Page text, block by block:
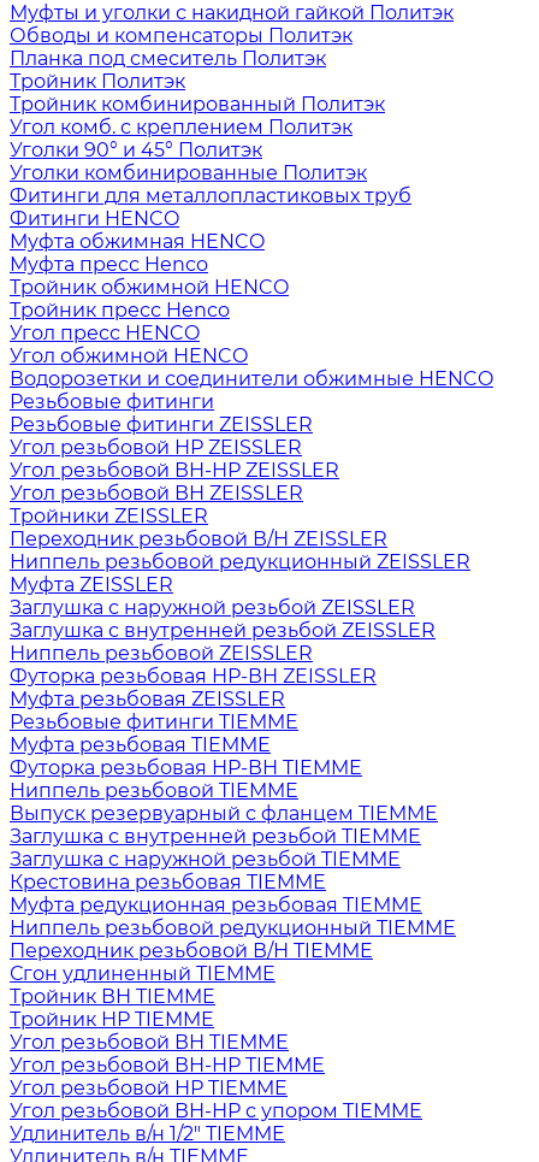
Муфты и уголки с накидной гайкой Политэк
Обводы и компенсаторы Политэк
Планка под смеситель Политэк
Тройник Политэк
Тройник комбинированный Политэк
Угол комб. с креплением Политэк
Уголки 90° и 45° Политэк
Уголки комбинированные Политэк
Фитинги для металлопластиковых труб
Фитинги HENCO
Муфта обжимная HENCO
Муфта пресс Henco
Тройник обжимной HENCO
Тройник пресс Henco
Угол пресс HENCO
Угол обжимной HENCO
Водорозетки и соединители обжимные HENCO
Резьбовые фитинги
Резьбовые фитинги ZEISSLER
Угол резьбовой НР ZEISSLER
Угол резьбовой ВН-НР ZEISSLER
Угол резьбовой ВН ZEISSLER
Тройники ZEISSLER
Переходник резьбовой В/Н ZEISSLER
Ниппель резьбовой редукционный ZEISSLER
Муфта ZEISSLER
Заглушка с наружной резьбой ZEISSLER
Заглушка с внутренней резьбой ZEISSLER
Ниппель резьбовой ZEISSLER
Футорка резьбовая НР-ВН ZEISSLER
Муфта резьбовая ZEISSLER
Резьбовые фитинги TIEMME
Муфта резьбовая TIEMME
Футорка резьбовая НР-ВН TIEMME
Ниппель резьбовой TIEMME
Выпуск резервуарный с фланцем TIEMME
Заглушка с внутренней резьбой TIEMME
Заглушка с наружной резьбой TIEMME
Крестовина резьбовая TIEMME
Муфта редукционная резьбовая TIEMME
Ниппель резьбовой редукционный TIEMME
Переходник резьбовой В/Н TIEMME
Сгон удлиненный TIEMME
Тройник ВН TIEMME
Тройник НР TIEMME
Угол резьбовой ВН TIEMME
Угол резьбовой ВН-НР TIEMME
Угол резьбовой НР TIEMME
Угол резьбовой ВН-НР с упором TIEMME
Удлинитель в/н 1/2" TIEMME
Удлинитель в/н TIEMME